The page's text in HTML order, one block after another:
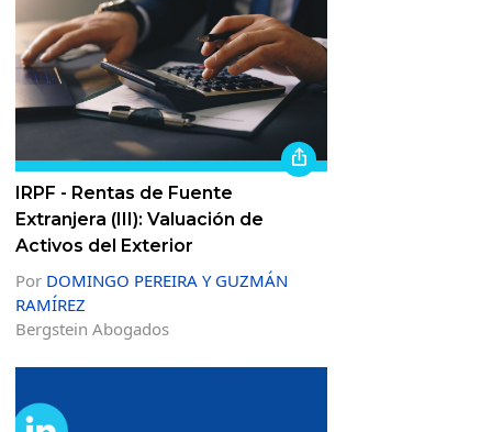
IRPF - Rentas de Fuente
Extranjera (III): Valuación de
Activos del Exterior
Por DOMINGO PEREIRA Y GUZMÁN
RAMÍREZ
Bergstein Abogados